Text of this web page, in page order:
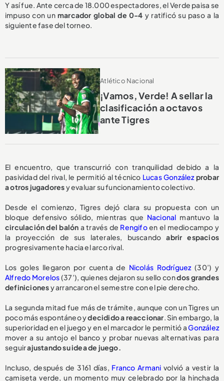
Y así fue. Ante cerca de 18.000 espectadores, el Verde paisa se
impuso con unmarcador global de 0-4 y ratificó su paso a la
siguiente fase del torneo.
Atlético Nacional
¡Vamos, Verde! A sellar la
clasificación a octavos
ante Tigres
El encuentro, que transcurrió con tranquilidad debido a la
pasividad del rival, le permitió al técnico Lucas González probar
a otros jugadoresy evaluar su funcionamiento colectivo.
Desde el comienzo, Tigres dejó clara su propuesta con un
bloque defensivo sólido, mientras que Nacional mantuvo la
circulación del balón a través de Rengifoen el mediocampo y
la proyección de sus laterales, buscandoabrir espacios
progresivamente hacia el arco rival.
Los goles llegaron por cuenta de Nicolás Rodríguez (30’) y
Alfredo Morelos(37’), quienes dejaron su sello condos grandes
definicionesy arrancaron el semestre con el pie derecho.
La segunda mitad fue más de trámite, aunque con un Tigres un
poco más espontáneo ydecidido a reaccionar. Sin embargo, la
superioridad en el juego y en el marcador le permitió aGonzález
mover a su antojo el banco y probar nuevas alternativas para
seguirajustando su idea de juego.
Incluso, después de 3161 días, Franco Armanivolvió a vestir la
camiseta verde, un momento muy celebrado por la hinchada